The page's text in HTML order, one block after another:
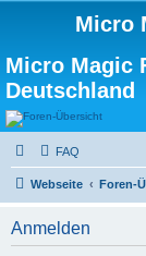
Micro
Micro Magic
Deutschland
FAQ
Webseite Foren-
Anmelden